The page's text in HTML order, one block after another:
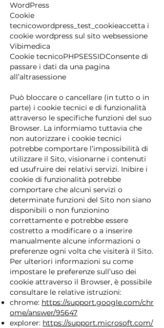
WordPress
Cookie
tecnicowordpress_test_cookieaccetta i
cookie wordpress sul sito websessione
Vibimedica
Cookie tecnicoPHPSESSIDConsente di
passare i dati da una pagina
all’altrasessione
Può bloccare o cancellare (in tutto o in
parte) i cookie tecnici e di funzionalità
attraverso le specifiche funzioni del suo
Browser. La informiamo tuttavia che
non autorizzare i cookie tecnici
potrebbe comportare l’impossibilità di
utilizzare il Sito, visionarne i contenuti
ed usufruire dei relativi servizi. Inibire i
cookie di funzionalità potrebbe
comportare che alcuni servizi o
determinate funzioni del Sito non siano
disponibili o non funzionino
correttamente e potrebbe essere
costretto a modificare o a inserire
manualmente alcune informazioni o
preferenze ogni volta che visiterà il Sito.
Per ulteriori informazioni su come
impostare le preferenze sull’uso dei
cookie attraverso il Browser, è possibile
consultare le relative istruzioni:
chrome: https://support.google.com/chr
ome/answer/95647
explorer: https://support.microsoft.com/